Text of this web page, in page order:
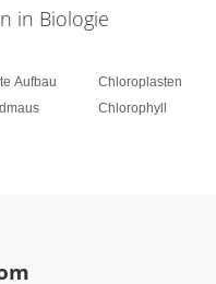
in Biologie
Aufbau
Chloroplasten
Chlorophyll